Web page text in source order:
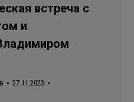
встреча с
и
27.11.2023